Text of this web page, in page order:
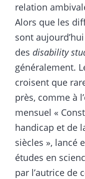
relation
Alors que les
sont
des disability
généralement.
croisent que
près, comme à
mensuel «
handicap et de
siècles », lancé
études en
par l’autrice de